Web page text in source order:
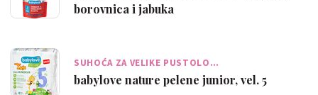
borovnica i jabuka
SUHOĆA ZA VELIKE PUSTOLO…
babylove nature pelene junior, vel. 5